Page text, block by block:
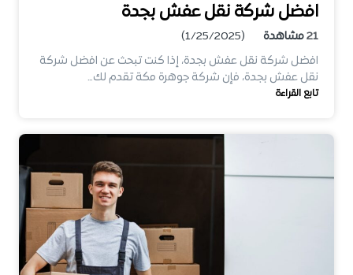
افضل شركة نقل عفش بجدة
21مشاهدة
(1/25/2025)
افضل شركة نقل عفش بجدة، إذا كنت تبحث عن افضل شركة
نقل عفش بجدة، فإن شركة جوهرة مكة تقدم لك…
تابع القراءة